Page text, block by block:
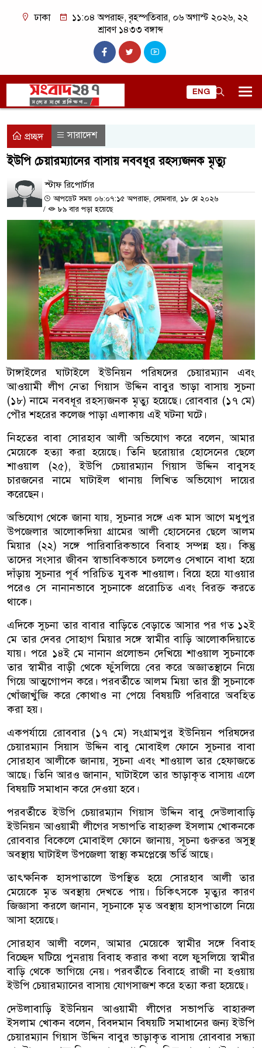
ঢাকা
১১:০৪ অপরাহ্ন, বৃহস্পতিবার, ০৬ অগাস্ট ২০২৬, ২২
শ্রাবণ ১৪৩৩ বঙ্গাব্দ
ENG
প্রচ্ছদ সারাদেশ
ইউপি চেয়ারম্যানের বাসায় নববধূর রহস্যজনক মৃত্যু
স্টাফ রিপোর্টার
আপডেট সময় ০৬:০৭:১৫ অপরাহ্ন, সোমবার, ১৮ মে ২০২৬
/
৮৯ বার পড়া হয়েছে
টাঙ্গাইলের ঘাটাইলে ইউনিয়ন পরিষদের চেয়ারম্যান এবং
আওয়ামী লীগ নেতা গিয়াস উদ্দিন বাবুর ভাড়া বাসায় সুচনা
(১৮) নামে নববধূর রহস্যজনক মৃত্যু হয়েছে। রোববার (১৭ মে)
পৌর শহরের কলেজ পাড়া এলাকায় এই ঘটনা ঘটে।
নিহতের বাবা সোরহাব আলী অভিযোগ করে বলেন, আমার
মেয়েকে হত্যা করা হয়েছে। তিনি ছরোয়ার হোসেনের ছেলে
শাওয়াল (২৫), ইউপি চেয়ারম্যান গিয়াস উদ্দিন বাবুসহ
চারজনের নামে ঘাটাইল থানায় লিখিত অভিযোগ দায়ের
করেছেন।
অভিযোগ থেকে জানা যায়, সুচনার সঙ্গে এক মাস আগে মধুপুর
উপজেলার আলোকদিয়া গ্রামের আলী হোসেনের ছেলে আলম
মিয়ার (২২) সঙ্গে পারিবারিকভাবে বিবাহ সম্পন্ন হয়। কিন্তু
তাদের সংসার জীবন স্বাভাবিকভাবে চললেও সেখানে বাধা হয়ে
দাঁড়ায় সুচনার পূর্ব পরিচিত যুবক শাওয়াল। বিয়ে হয়ে যাওয়ার
পরেও সে নানানভাবে সুচনাকে প্ররোচিত এবং বিরক্ত করতে
থাকে।
এদিকে সুচনা তার বাবার বাড়িতে বেড়াতে আসার পর গত ১২ই
মে তার দেবর সোহাগ মিয়ার সঙ্গে স্বামীর বাড়ি আলোকদিয়াতে
যায়। পরে ১৪ই মে নানান প্রলোভন দেখিয়ে শাওয়াল সুচনাকে
তার স্বামীর বাড়ী থেকে ফুঁসলিয়ে বের করে অজ্ঞাতস্থানে নিয়ে
গিয়ে আত্মগোপন করে। পরবর্তীতে আলম মিয়া তার স্ত্রী সুচনাকে
খোঁজাখুঁজি করে কোথাও না পেয়ে বিষয়টি পরিবারে অবহিত
করা হয়।
একপর্যায়ে রোববার (১৭ মে) সংগ্রামপুর ইউনিয়ন পরিষদের
চেয়ারম্যান সিয়াস উদ্দিন বাবু মোবাইল ফোনে সুচনার বাবা
সোরহাব আলীকে জানায়, সুচনা এবং শাওয়াল তার হেফাজতে
আছে। তিনি আরও জানান, ঘাটাইলে তার ভাড়াকৃত বাসায় এলে
বিষয়টি সমাধান করে দেওয়া হবে।
পরবর্তীতে ইউপি চেয়ারম্যান গিয়াস উদ্দিন বাবু দেউলাবাড়ি
ইউনিয়ন আওয়ামী লীগের সভাপতি বাহারুল ইসলাম খোকনকে
রোববার বিকেলে মোবাইল ফোনে জানায়, সূচনা গুরুতর অসুস্থ
অবস্থায় ঘাটাইল উপজেলা স্বাস্থ্য কমপ্লেক্সে ভর্তি আছে।
তাৎক্ষনিক হাসপাতালে উপস্থিত হয়ে সোরহাব আলী তার
মেয়েকে মৃত অবস্থায় দেখতে পায়। চিকিৎসকে মৃত্যুর কারণ
জিজ্ঞাসা করলে জানান, সূচনাকে মৃত অবস্থায় হাসপাতালে নিয়ে
আসা হয়েছে।
সোরহাব আলী বলেন, আমার মেয়েকে স্বামীর সঙ্গে বিবাহ
বিচ্ছেদ ঘটিয়ে পুনরায় বিবাহ করার কথা বলে ফুসলিয়ে স্বামীর
বাড়ি থেকে ভাগিয়ে নেয়। পরবর্তীতে বিবাহে রাজী না হওয়ায়
ইউপি চেয়ারম্যানের বাসায় যোগসাজশ করে হত্যা করা হয়েছে।
দেউলাবাড়ি ইউনিয়ন আওয়ামী লীগের সভাপতি বাহারুল
ইসলাম খোকন বলেন, বিবদমান বিষয়টি সমাধানের জন্য ইউপি
চেয়ারম্যান গিয়াস উদ্দিন বাবুর ভাড়াকৃত বাসায় রোববার সন্ধ্যা